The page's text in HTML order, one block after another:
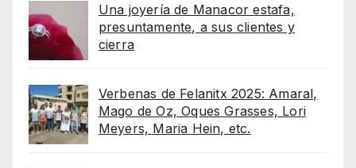
Una joyería de Manacor estafa,
presuntamente, a sus clientes y
cierra
Verbenas de Felanitx 2025: Amaral,
Mago de Oz, Oques Grasses, Lori
Meyers, Maria Hein, etc.